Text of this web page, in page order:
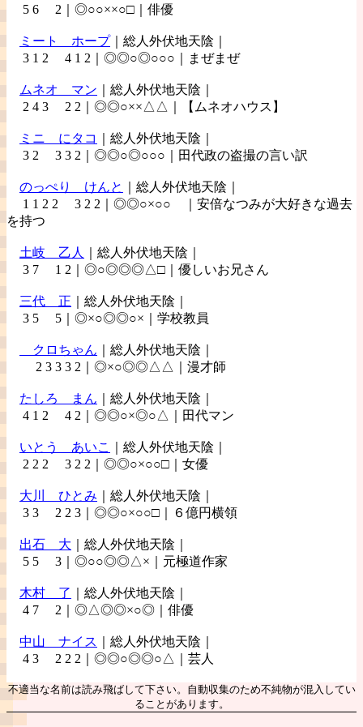
5 6 2｜◎○○××○□｜俳優
ミート ホープ｜総人外伏地天陰｜
3 1 2 4 1 2｜◎◎○◎○○○｜まぜまぜ
ムネオ マン ｜総人外伏地天陰｜
2 4 3 2 2｜◎◎○××△△｜【ムネオハウス】
ミニ にタコ
｜総人外伏地天陰｜
3 2 3 3 2｜◎◎○◎○○○｜田代政の盗撮の言い訳
のっぺり けんと
｜総人外伏地天陰｜
1 1 2 2 3 2 2｜◎◎○×○○ ｜安倍なつみが大好きな過去
を持つ
土岐 乙人
｜総人外伏地天陰｜
3 7 1 2｜◎○◎◎◎△□｜優しいお兄さん
三代 正 ｜総人外伏地天陰｜
3 5 5｜◎×○◎◎○×｜学校教員
クロちゃん ｜総人外伏地天陰｜
2 3 3 3 2｜◎×○◎◎△△｜漫才師
たしろ まん ｜総人外伏地天陰｜
4 1 2 4 2｜◎◎○×◎○△｜田代マン
いとう あいこ
｜総人外伏地天陰｜
2 2 2 3 2 2｜◎◎○×○○□｜女優
大川 ひとみ ｜総人外伏地天陰｜
3 3 2 2 3｜◎◎○×○○□｜６億円横領
出石 大 ｜総人外伏地天陰｜
5 5 3｜◎○○◎◎△×｜元極道作家
木村 了
｜総人外伏地天陰｜
4 7 2｜◎△◎◎×○◎｜俳優
中山 ナイス
｜総人外伏地天陰｜
4 3 2 2 2｜◎◎○◎◎○△｜芸人
不適当な名前は読み飛ばして下さい。自動収集のため不純物が混入してい
ることがあります。